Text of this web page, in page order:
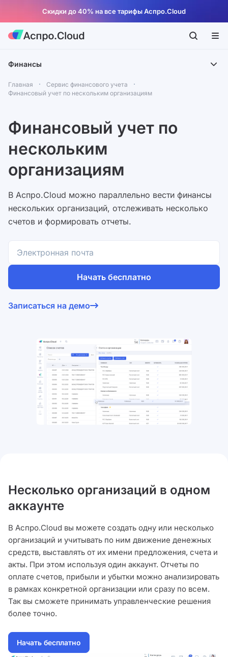
Скидки до 40% на все тарифы Аспро.Cloud
Финансы
Главная
Сервис финансового учета
Финансовый учет по нескольким организациям
Финансовый учет по
нескольким
организациям
В Аспро.Cloud можно параллельно вести финансы
нескольких организаций, отслеживать несколько
счетов и формировать отчеты.
Начать бесплатно
условиями оферты.
Записаться на демо
Несколько организаций в одном
аккаунте
В Аспро.Cloud вы можете создать одну или несколько
организаций и учитывать по ним движение денежных
средств, выставлять от их имени предложения, счета и
акты. При этом используя один аккаунт. Отчеты по
оплате счетов, прибыли и убытки можно анализировать
в рамках конкретной организации или сразу по всем.
Так вы сможете принимать управленческие решения
более точно.
Начать бесплатно